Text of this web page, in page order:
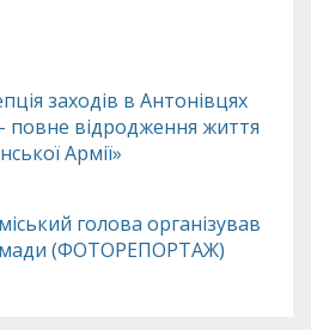
заходів в Антонівцях
повне відродження життя
Армії»
голова організував
(ФОТОРЕПОРТАЖ)